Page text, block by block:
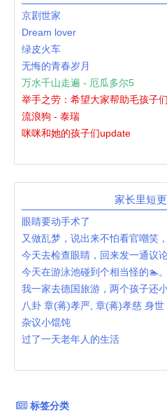
京剧世家
Dream lover
绿皮火车
无悔的青春岁月
万水千山走遍 - 厄瓜多尔5
举手之劳：希望大家帮助毛孩子们
流浪狗 - 泰瑞
咪咪和她的孩子们update
家长里短
眼睛要动手术了
又做乱梦，说出来不怕看官嘲笑
今天去检查眼睛，回来发一通议
我一家去德国旅游，两个孩子还
八卦 章(蒋)孝严, 章(蒋)孝慈 身
杂议小馄饨
过了一天老年人的生活
标签分类